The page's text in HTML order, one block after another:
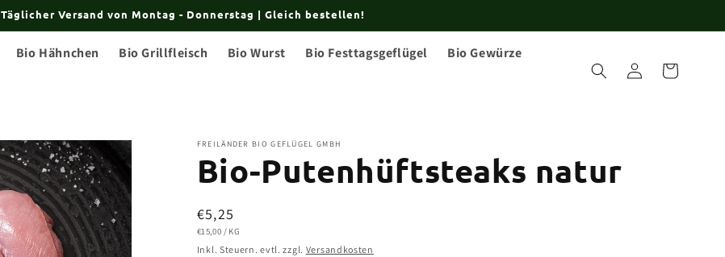
Täglicher Versand von Montag - Donnerstag | Gleich bestellen!
Bio Hähnchen Bio Grillfleisch Bio Wurst Bio Festtagsgeflügel Bio Gewürze
EinloggenWarenkorb
FREILÄNDER BIO GEFLÜGEL GMBH
Bio-Putenhüftsteaks natur
Normaler
Preis
€5,25
GRUNDPREIS
€15,00 / PRO
KG
Inkl. Steuern. evtl. zzgl. Versandkosten